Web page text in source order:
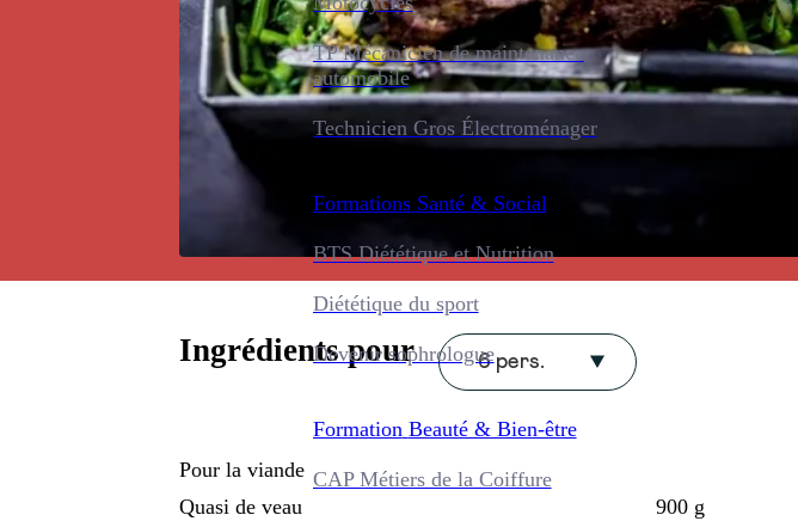
TP Mécanicien de maintenance
automobile
Technicien Gros Électroménager
Formations Santé & Social
BTS Diététique et Nutrition
Diététique du sport
Devenir sophrologue
Formation Beauté & Bien-être
CAP Métiers de la Coiffure
Ingrédients pour 6 pers.
Pour la viande
Quasi de veau
900 g